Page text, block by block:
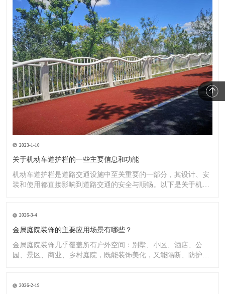
2023-1-10
关于机动车道护栏的一些主要信息和功能
机动车道护栏是道路交通设施中至关重要的一部分，其设计、安
装和使用都直接影响到道路交通的安全与顺畅。以下是关于机动
2026-3-4
金属庭院装饰的主要应用场景有哪些？
金属庭院装饰几乎覆盖所有户外空间：别墅、小区、酒店、公
园、景区、商业、乡村庭院，既能装饰美化，又能隔断、防护、
2026-2-19